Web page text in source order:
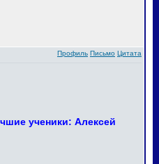
Профиль Письмо Цитата
ученики: Алексей